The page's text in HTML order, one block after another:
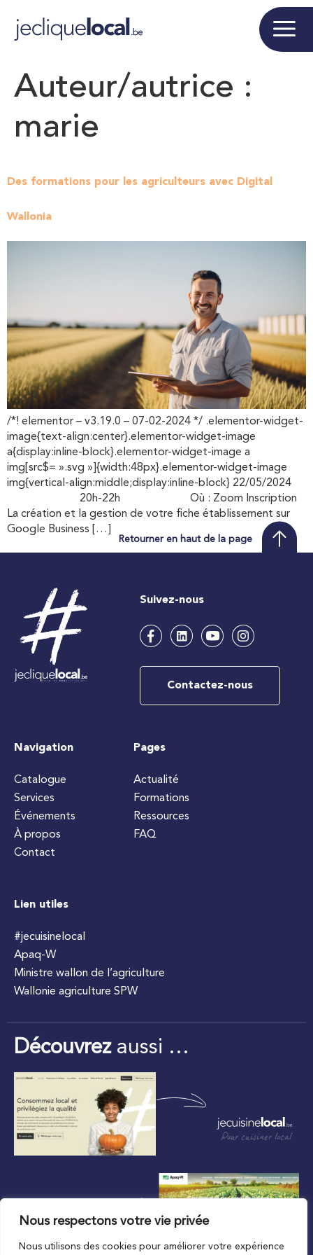
Nous respectons votre vie privée
Nous utilisons des cookies pour améliorer votre expérience
Auteur/autrice :
marie
Des formations pour les agriculteurs avec Digital
Wallonia
/*! elementor – v3.19.0 – 07-02-2024 */ .elementor-widget-
image{text-align:center}.elementor-widget-image
a{display:inline-block}.elementor-widget-image a
img[src$= ».svg »]{width:48px}.elementor-widget-image
img{vertical-align:middle;display:inline-block} 22/05/2024
20h-22h Où : Zoom Inscription
La création et la gestion de votre fiche établissement sur
Google Business […]
Retourner en haut de la page
Suivez-nous
Contactez-nous
Navigation
Catalogue
Services
Événements
À propos
Contact
Pages
Actualité
Formations
Ressources
FAQ
Lien utiles
#jecuisinelocal
Apaq-W
Ministre wallon de l’agriculture
Wallonie agriculture SPW
Découvrezaussi …
Pour cuisiner local